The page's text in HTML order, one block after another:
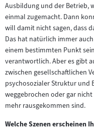
Ausbildung und der Betrieb,
einmal zugemacht. Dann
will damit nicht sagen, dass
Das hat natürlich immer
einem bestimmten Punkt
verantwortlich. Aber es gibt
zwischen gesellschaftlichen
psychosozialer Struktur und
weggebrochen oder gar
mehr rausgekommen sind.
Welche Szenen erscheinen